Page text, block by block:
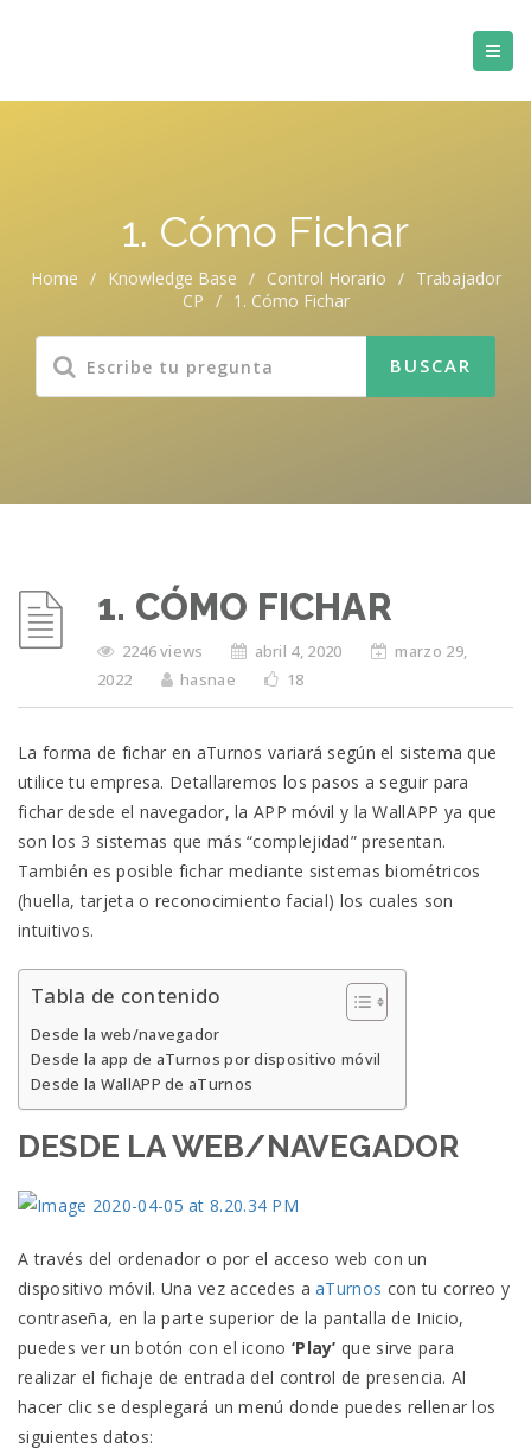
1. Cómo Fichar
Home / Knowledge Base / Control Horario /
Trabajador
CP / 1. Cómo Fichar
1. CÓMO FICHAR
2246 views abril 4, 2020
marzo 29,
2022
hasnae 18
La forma de fichar en aTurnos variará según el sistema que
utilice tu empresa. Detallaremos los pasos a seguir para
fichar desde el navegador, la APP móvil y la WallAPP ya que
son los 3 sistemas que más “complejidad” presentan.
También es posible fichar mediante sistemas biométricos
(huella, tarjeta o reconocimiento facial) los cuales son
intuitivos.
Tabla de contenido
Desde la web/navegador
Desde la app de aTurnos por dispositivo móvil
Desde la WallAPP de aTurnos
DESDE LA WEB/NAVEGADOR
A través del ordenador o por el acceso web con un
dispositivo móvil. Una vez accedes aaTurnos con tu correo y
contraseña, en la parte superior de la pantalla de Inicio,
puedes ver un botón con el icono ‘Play’ que sirve para
realizar el fichaje de entrada del control de presencia. Al
hacer clic se desplegará un menú donde puedes rellenar los
siguientes datos: